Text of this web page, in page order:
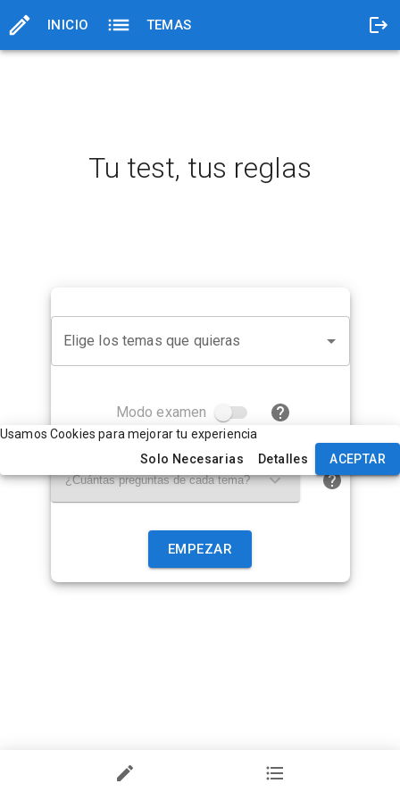
INICIO TEMAS
Tu test, tus reglas
Elige los temas que quieras
Modo examen
¿Cuántas preguntas de cada tema?
EMPEZAR
Usamos Cookies para mejorar tu experiencia
Solo Necesarias
Detalles ACEPTAR